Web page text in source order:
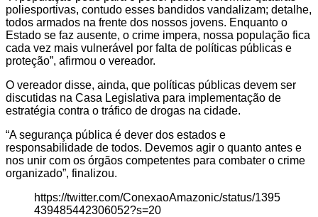
poliesportivas, contudo esses bandidos vandalizam; detalhe,
todos armados na frente dos nossos jovens. Enquanto o
Estado se faz ausente, o crime impera, nossa população fica
cada vez mais vulnerável por falta de políticas públicas e
proteção”, afirmou o vereador.
O vereador disse, ainda, que políticas públicas devem ser
discutidas na Casa Legislativa para implementação de
estratégia contra o tráfico de drogas na cidade.
“A segurança pública é dever dos estados e
responsabilidade de todos. Devemos agir o quanto antes e
nos unir com os órgãos competentes para combater o crime
organizado”, finalizou.
https://twitter.com/ConexaoAmazonic/status/1395
439485442306052?s=20